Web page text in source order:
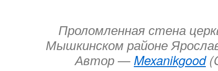
Проломленная стена
Мышкинском районе
Автор — Mexanikgood